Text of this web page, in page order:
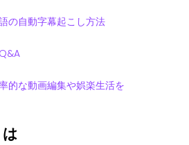
の自動字幕起こし方法
的な動画編集や娯楽生活を